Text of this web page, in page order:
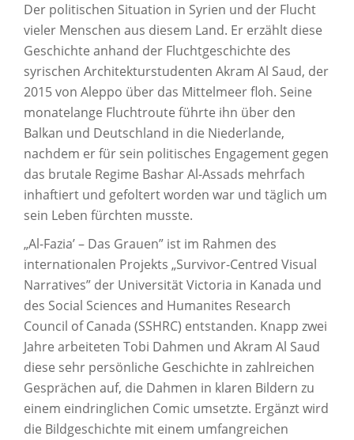
Der politischen Situation in Syrien und der Flucht
vieler Menschen aus diesem Land. Er erzählt diese
Geschichte anhand der Fluchtgeschichte des
syrischen Architekturstudenten Akram Al Saud, der
2015 von Aleppo über das Mittelmeer floh. Seine
monatelange Fluchtroute führte ihn über den
Balkan und Deutschland in die Niederlande,
nachdem er für sein politisches Engagement gegen
das brutale Regime Bashar Al-Assads mehrfach
inhaftiert und gefoltert worden war und täglich um
sein Leben fürchten musste.
„Al-Fazia’ – Das Grauen” ist im Rahmen des
internationalen Projekts „Survivor-Centred Visual
Narratives” der Universität Victoria in Kanada und
des Social Sciences and Humanites Research
Council of Canada (SSHRC) entstanden. Knapp zwei
Jahre arbeiteten Tobi Dahmen und Akram Al Saud
diese sehr persönliche Geschichte in zahlreichen
Gesprächen auf, die Dahmen in klaren Bildern zu
einem eindringlichen Comic umsetzte. Ergänzt wird
die Bildgeschichte mit einem umfangreichen